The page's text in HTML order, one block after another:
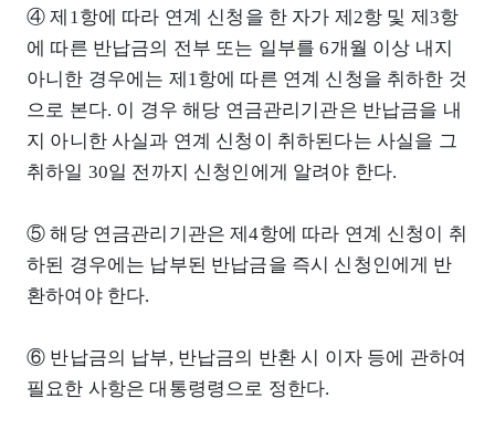
④ 제1항에 따라 연계 신청을 한 자가 제2항 및 제3항
에 따른 반납금의 전부 또는 일부를 6개월 이상 내지
아니한 경우에는 제1항에 따른 연계 신청을 취하한 것
으로 본다. 이 경우 해당 연금관리기관은 반납금을 내
지 아니한 사실과 연계 신청이 취하된다는 사실을 그
취하일 30일 전까지 신청인에게 알려야 한다.
⑤ 해당 연금관리기관은 제4항에 따라 연계 신청이 취
하된 경우에는 납부된 반납금을 즉시 신청인에게 반
환하여야 한다.
⑥ 반납금의 납부, 반납금의 반환 시 이자 등에 관하여
필요한 사항은 대통령령으로 정한다.